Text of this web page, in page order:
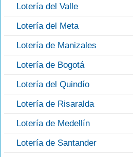
Lotería del Valle
Lotería del Meta
Lotería de Manizales
Lotería de Bogotá
Lotería del Quindío
Lotería de Risaralda
Lotería de Medellín
Lotería de Santander